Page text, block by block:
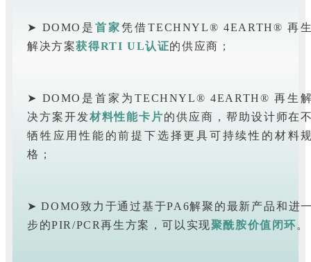
➤ DOMO是首家凭借TECHNYL® 4EARTH® 再
解决方案获得RTI UL认证的供应商；
➤ DOMO是首家为TECHNYL® 4EARTH® 再生
决方案开发材料性能卡片的供应商，帮助设计师在
牺牲应用性能的前提下选择更具可持续性的材料
格；
➤ DOMO致力于通过基于PA6解聚的最新产品和进
步的PIR/PCR再生方案，可以实现聚酰胺价值闭环 。